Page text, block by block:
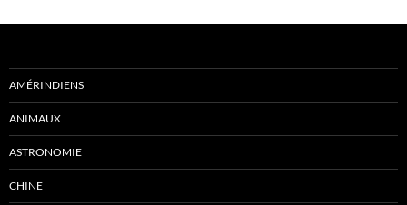
AMÉRINDIENS
ANIMAUX
ASTRONOMIE
CHINE